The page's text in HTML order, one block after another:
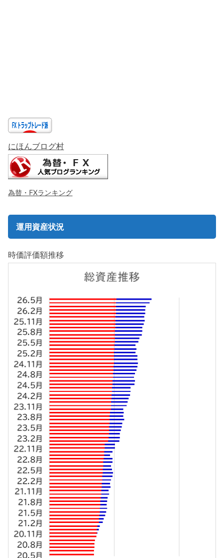
にほんブログ村
為替・FXランキング
運用資産状況
時価評価額推移